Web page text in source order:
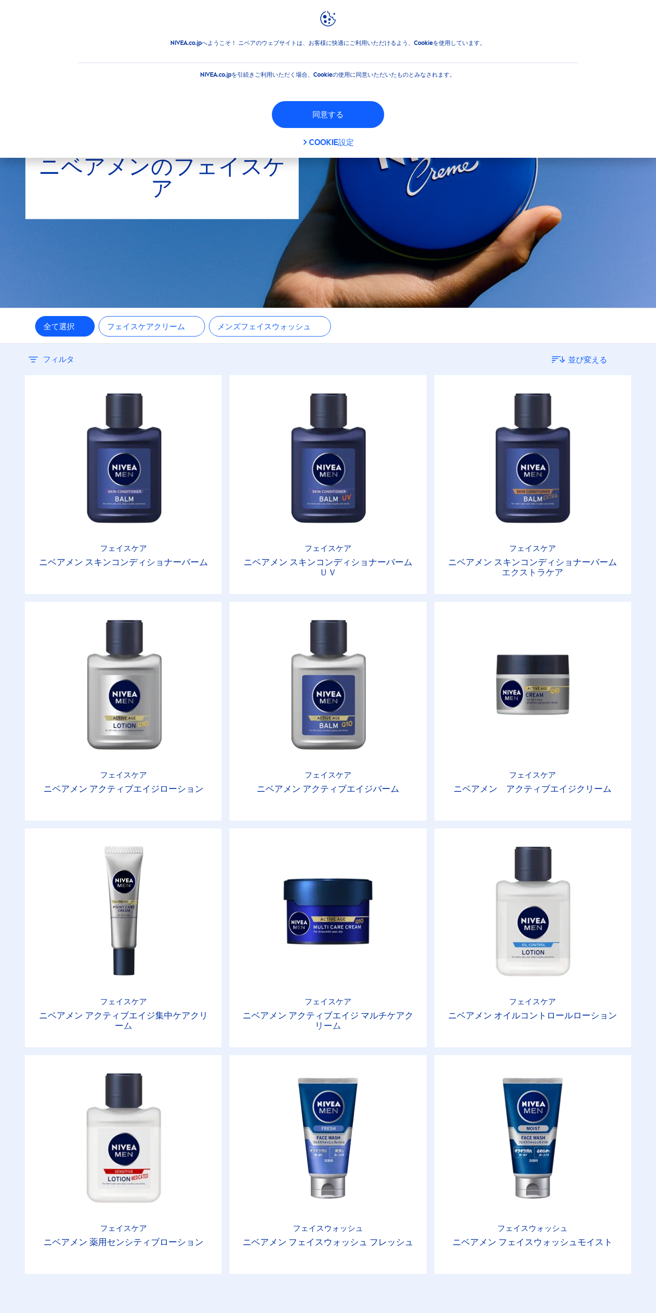
NIVEA.co.jpへようこそ！ ニベアのウェブサイトは、お客様に快適にご利用いただけるよう、Cookieを使用しています。
NIVEA.co.jpを引続きご利用いただく場合、Cookieの使用に同意いただいたものとみなされます。
同意する
COOKIE設定
ニベアメンのフェイスケ
ア
全て選択 フェイスケアクリーム メンズフェイスウォッシュ
フィルタ 並び変える
乾燥肌
敏感肌
超乾燥肌
絞り込む
フェイスケア
ニベアメン スキンコンディショナーバーム
フェイスケア
ニベアメン スキンコンディショナーバーム
ＵＶ
フェイスケア
ニベアメン スキンコンディショナーバーム
エクストラケア
フェイスケア
ニベアメン アクティブエイジローション
フェイスケア
ニベアメン アクティブエイジバーム
フェイスケア
ニベアメン アクティブエイジクリーム
フェイスケア
ニベアメン アクティブエイジ集中ケアクリ
ーム
フェイスケア
ニベアメン アクティブエイジ マルチケアク
リーム
フェイスケア
ニベアメン オイルコントロールローション
フェイスケア
ニベアメン 薬用センシティブローション
フェイスウォッシュ
ニベアメン フェイスウォッシュ フレッシュ
フェイスウォッシュ
ニベアメン フェイスウォッシュモイスト